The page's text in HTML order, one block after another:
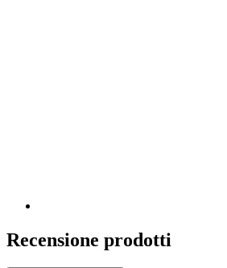
Recensione prodotti